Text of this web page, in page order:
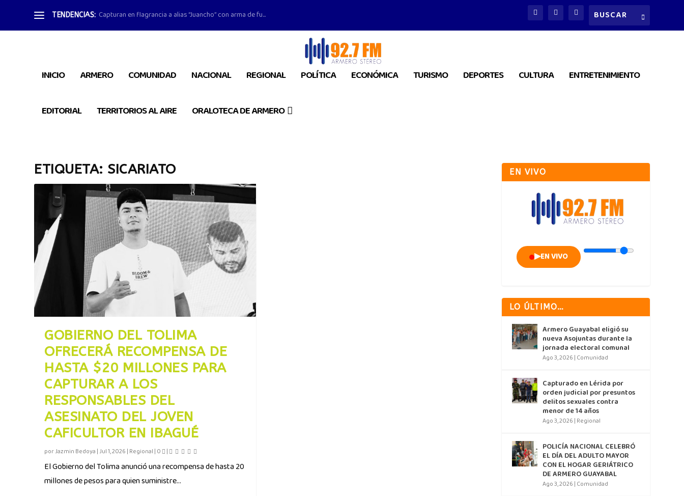
TENDENCIAS: Capturan en flagrancia a alias “Juancho” con arma de fu...
INICIO ARMERO COMUNIDAD NACIONAL REGIONAL POLÍTICA ECONÓMICA TURISMO DEPORTES CULTURA ENTRETENIMIENTO
EDITORIAL TERRITORIOS AL AIRE ORALOTECA DE ARMERO
ETIQUETA: SICARIATO
GOBIERNO DEL TOLIMA
OFRECERÁ RECOMPENSA DE
HASTA $20 MILLONES PARA
CAPTURAR A LOS
RESPONSABLES DEL
ASESINATO DEL JOVEN
CAFICULTOR EN IBAGUÉ
porJazmin Bedoya | Jul 1, 2026 | Regional | 0 |
El Gobierno del Tolima anunció una recompensa de hasta 20
millones de pesos para quien suministre...
EN VIVO
▶EN VIVO
LO ÚLTIMO…
Armero Guayabal eligió su
nueva Asojuntas durante la
jornada electoral comunal
Ago 3, 2026 | Comunidad
Capturado en Lérida por
orden judicial por presuntos
delitos sexuales contra
menor de 14 años
Ago 3, 2026 | Regional
POLICÍA NACIONAL CELEBRÓ
EL DÍA DEL ADULTO MAYOR
CON EL HOGAR GERIÁTRICO
DE ARMERO GUAYABAL
Ago 3, 2026 | Comunidad